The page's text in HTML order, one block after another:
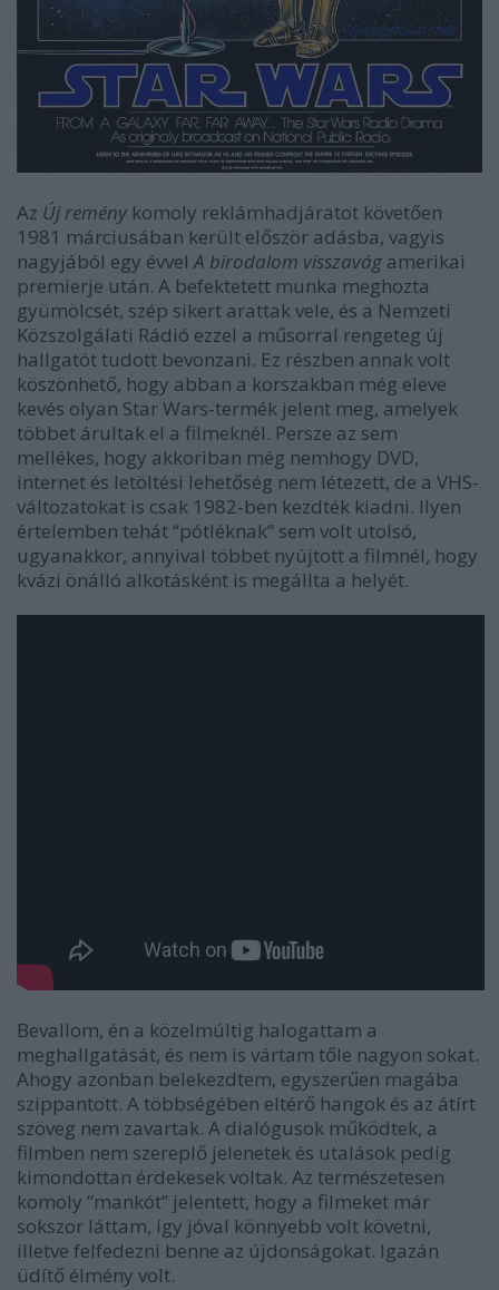
Az Új remény komoly reklámhadjáratot követően
1981 márciusában került először adásba, vagyis
nagyjából egy évvelA birodalom visszavág amerikai
premierje után. A befektetett munka meghozta
gyümölcsét, szép sikert arattak vele, és a Nemzeti
Közszolgálati Rádió ezzel a műsorral rengeteg új
hallgatót tudott bevonzani. Ez részben annak volt
köszönhető, hogy abban a korszakban még eleve
kevés olyan Star Wars-termék jelent meg, amelyek
többet árultak el a filmeknél. Persze az sem
mellékes, hogy akkoriban még nemhogy DVD,
internet és letöltési lehetőség nem létezett, de a VHS-
változatokat is csak 1982-ben kezdték kiadni. Ilyen
értelemben tehát “pótléknak” sem volt utolsó,
ugyanakkor, annyival többet nyújtott a filmnél, hogy
kvázi önálló alkotásként is megállta a helyét.
Bevallom, én a közelmúltig halogattam a
meghallgatását, és nem is vártam tőle nagyon sokat.
Ahogy azonban belekezdtem, egyszerűen magába
szippantott. A többségében eltérő hangok és az átírt
szöveg nem zavartak. A dialógusok működtek, a
filmben nem szereplő jelenetek és utalások pedig
kimondottan érdekesek voltak. Az természetesen
komoly “mankót” jelentett, hogy a filmeket már
sokszor láttam, így jóval könnyebb volt követni,
illetve felfedezni benne az újdonságokat. Igazán
üdítő élmény volt.